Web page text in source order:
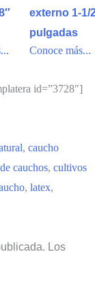
externo 1-1/
pulgadas
Conoce más...
id=”3728″]
, caucho
cauchos, cultivos
, latex,
Los